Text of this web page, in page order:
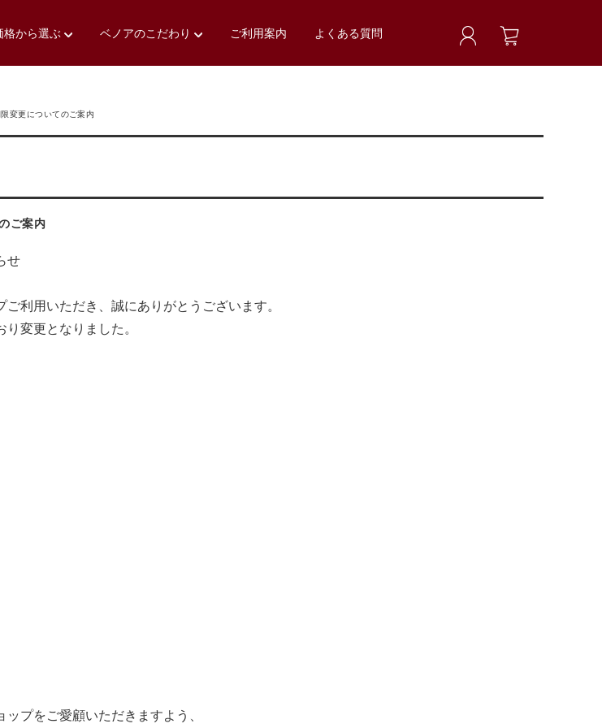
格から選ぶ ベノアのこだわり ご利用案内 よくある質問
変更についてのご案内
ご案内
せ
利用いただき、誠にありがとうございます。
変更となりました。
プをご愛顧いただきますよう、